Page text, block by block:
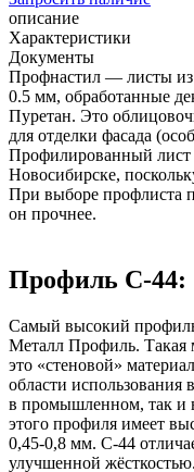
описание
Характеристики
Документы
Профнастил — листы из
0.5 мм, обработанные
Пуретан. Это
для отделки фасада
Профилированный
Новосибирске,
При выборе профлиста
он прочнее.
Профиль С-44:
Самый высокий
Металл Профиль. Такая
это «стеновой»
области использования
в промышленном, так и
этого профиля имеет
0,45-0,8 мм. С-44
улучшенной